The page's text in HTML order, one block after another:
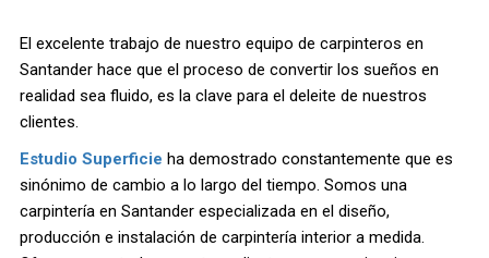
El excelente trabajo de nuestro equipo de carpinteros en
Santander hace que el proceso de convertir los sueños en
realidad sea fluido, es la clave para el deleite de nuestros
clientes.
Estudio Superficie ha demostrado constantemente que es
sinónimo de cambio a lo largo del tiempo. Somos una
carpintería en Santander especializada en el diseño,
producción e instalación de carpintería interior a medida.